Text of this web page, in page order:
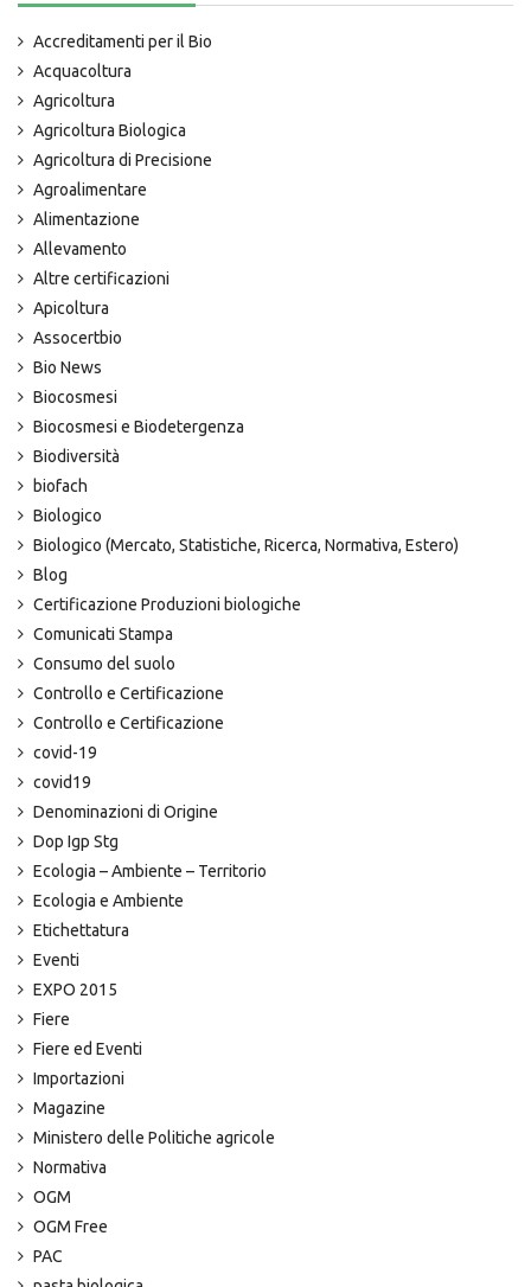
Accreditamenti per il Bio
Acquacoltura
Agricoltura
Agricoltura Biologica
Agricoltura di Precisione
Agroalimentare
Alimentazione
Allevamento
Altre certificazioni
Apicoltura
Assocertbio
Bio News
Biocosmesi
Biocosmesi e Biodetergenza
Biodiversità
biofach
Biologico
Biologico (Mercato, Statistiche, Ricerca, Normativa, Estero)
Blog
Certificazione Produzioni biologiche
Comunicati Stampa
Consumo del suolo
Controllo e Certificazione
Controllo e Certificazione
covid-19
covid19
Denominazioni di Origine
Dop Igp Stg
Ecologia – Ambiente – Territorio
Ecologia e Ambiente
Etichettatura
Eventi
EXPO 2015
Fiere
Fiere ed Eventi
Importazioni
Magazine
Ministero delle Politiche agricole
Normativa
OGM
OGM Free
PAC